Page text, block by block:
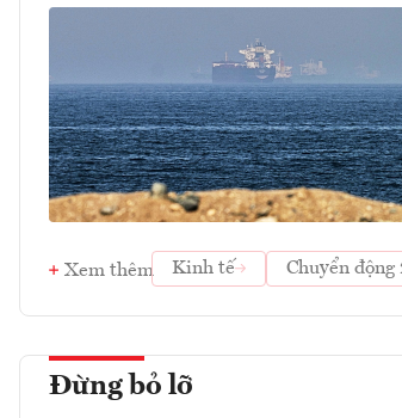
Xem thêm Kinh tế Chuyển động
Đừng bỏ lỡ